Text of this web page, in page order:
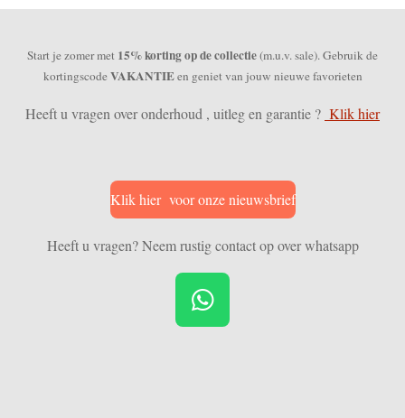
Start je zomer met 15% korting op de collectie(m.u.v. sale). Gebruik de
kortingscodeVAKANTIEen geniet van jouw nieuwe favorieten
Heeft u vragen over onderhoud , uitleg en garantie ? Klik hier
Klik hier voor onze nieuwsbrief
Heeft u vragen? Neem rustig contact op over whatsapp
W
h